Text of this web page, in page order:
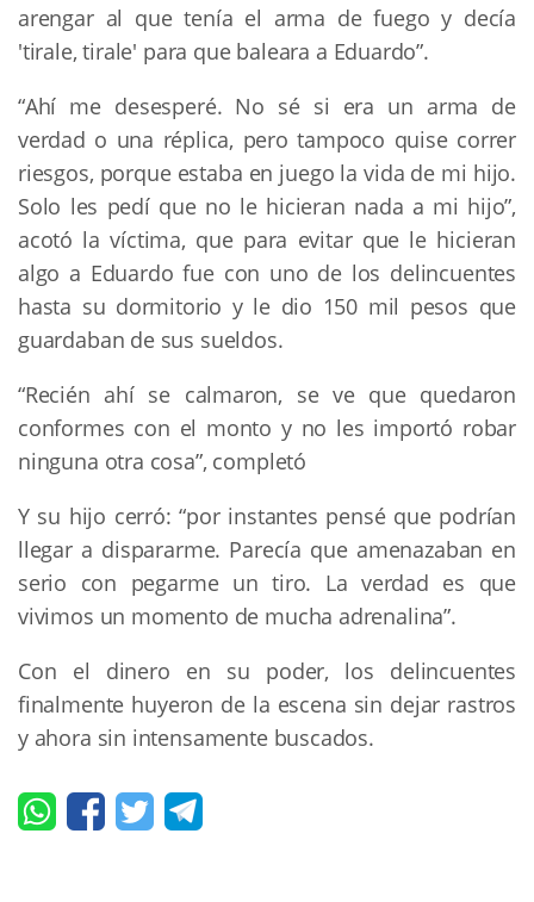
arengar al que tenía el arma de fuego y decía
'tirale, tirale' para que baleara a Eduardo”.
“Ahí me desesperé. No sé si era un arma de
verdad o una réplica, pero tampoco quise correr
riesgos, porque estaba en juego la vida de mi hijo.
Solo les pedí que no le hicieran nada a mi hijo”,
acotó la víctima, que para evitar que le hicieran
algo a Eduardo fue con uno de los delincuentes
hasta su dormitorio y le dio 150 mil pesos que
guardaban de sus sueldos.
“Recién ahí se calmaron, se ve que quedaron
conformes con el monto y no les importó robar
ninguna otra cosa”, completó
Y su hijo cerró: “por instantes pensé que podrían
llegar a dispararme. Parecía que amenazaban en
serio con pegarme un tiro. La verdad es que
vivimos un momento de mucha adrenalina”.
Con el dinero en su poder, los delincuentes
finalmente huyeron de la escena sin dejar rastros
y ahora sin intensamente buscados.